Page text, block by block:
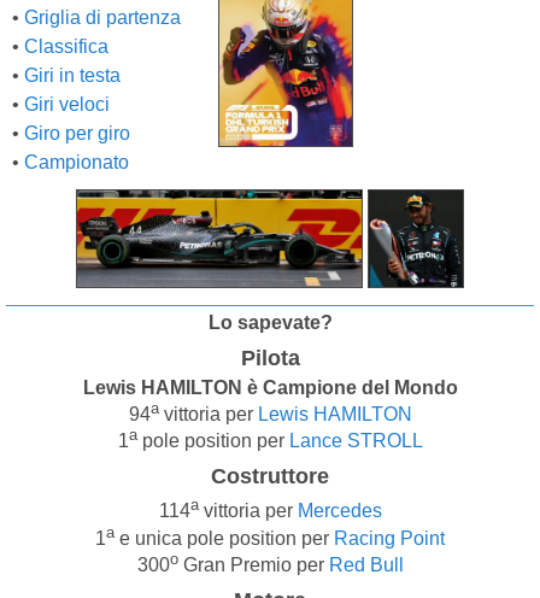
• Griglia di partenza
• Classifica
• Giri in testa
• Giri veloci
• Giro per giro
• Campionato
Lo sapevate?
Pilota
Lewis HAMILTON è Campione del Mondo
94avittoria per Lewis HAMILTON
1apole position per Lance STROLL
Costruttore
114avittoria per Mercedes
1ae unica pole position per Racing Point
300oGran Premio per Red Bull